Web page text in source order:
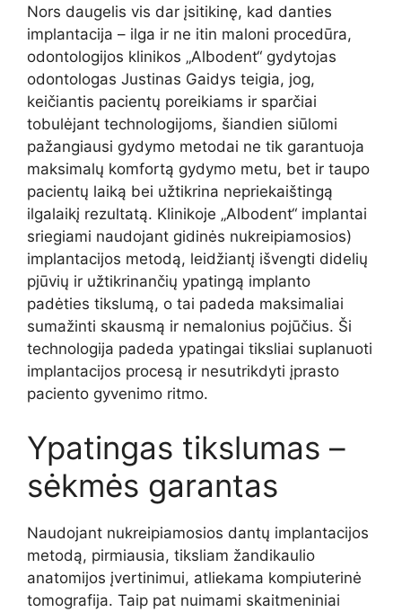
Nors daugelis vis dar įsitikinę, kad danties
implantacija – ilga ir ne itin maloni procedūra,
odontologijos klinikos „Albodent“ gydytojas
odontologas Justinas Gaidys teigia, jog,
keičiantis pacientų poreikiams ir sparčiai
tobulėjant technologijoms, šiandien siūlomi
pažangiausi gydymo metodai ne tik garantuoja
maksimalų komfortą gydymo metu, bet ir taupo
pacientų laiką bei užtikrina nepriekaištingą
ilgalaikį rezultatą. Klinikoje „Albodent“ implantai
sriegiami naudojant gidinės nukreipiamosios)
implantacijos metodą, leidžiantį išvengti didelių
pjūvių ir užtikrinančių ypatingą implanto
padėties tikslumą, o tai padeda maksimaliai
sumažinti skausmą ir nemalonius pojūčius. Ši
technologija padeda ypatingai tiksliai suplanuoti
implantacijos procesą ir nesutrikdyti įprasto
paciento gyvenimo ritmo.
Ypatingas tikslumas –
sėkmės garantas
Naudojant nukreipiamosios dantų implantacijos
metodą, pirmiausia, tiksliam žandikaulio
anatomijos įvertinimui, atliekama kompiuterinė
tomografija. Taip pat nuimami skaitmeniniai